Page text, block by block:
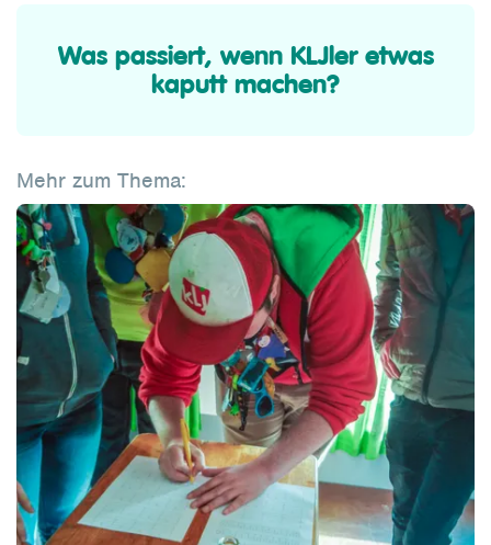
Was passiert, wenn KLJler etwas
kaputt machen?
Mehr zum Thema: